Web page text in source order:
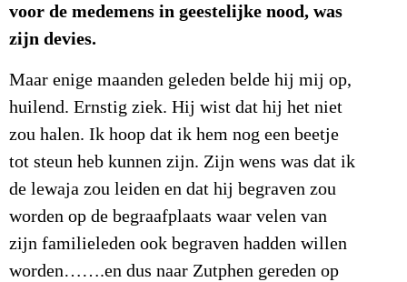
voor de medemens in geestelijke nood, was
zijn devies.
Maar enige maanden geleden belde hij mij op,
huilend. Ernstig ziek. Hij wist dat hij het niet
zou halen. Ik hoop dat ik hem nog een beetje
tot steun heb kunnen zijn. Zijn wens was dat ik
de lewaja zou leiden en dat hij begraven zou
worden op de begraafplaats waar velen van
zijn familieleden ook begraven hadden willen
worden…….en dus naar Zutphen gereden op